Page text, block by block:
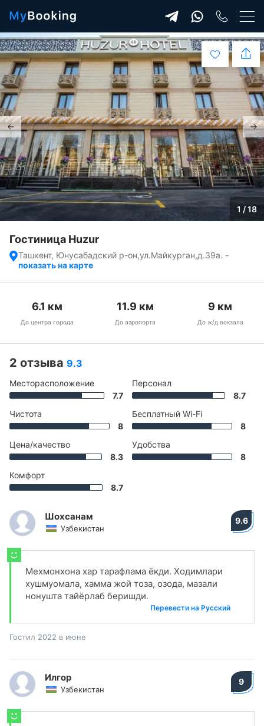
1 / 18
Гостиница Huzur
Ташкент, Юнусабадский р-он,ул.Майкурган,д.39а. -
показать на карте
6.1 км
До центра города
11.9 км
До аэропорта
9 км
До ж/д вокзала
2 отзыва 9.3
Месторасположение
7.7
Чистота
8
Цена/качество
8.3
Комфорт
8.7
Персонал
8.7
Бесплатный Wi-Fi
8
Удобства
8
Шохсанам
Узбекистан
9.6
Мехмонхона хар тарафлама ёкди. Ходимлари
хушмуомала, хамма жой тоза, озода, мазали
нонушта тайёрлаб беришди.
Перевести на Русский
Гостил 2022 в июне
Илгор
Узбекистан
9